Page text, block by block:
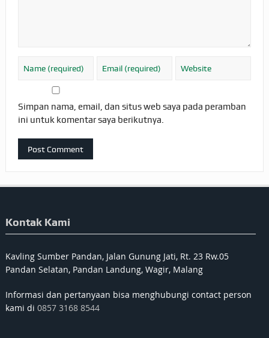
Simpan nama, email, dan situs web saya pada peramban
ini untuk komentar saya berikutnya.
Kontak Kami
Kavling Sumber Pandan, Jalan Gunung Jati, Rt. 23 Rw.05
Pandan Selatan, Pandan Landung, Wagir, Malang
Informasi dan pertanyaan bisa menghubungi contact person
kami di 0857 3168 8544